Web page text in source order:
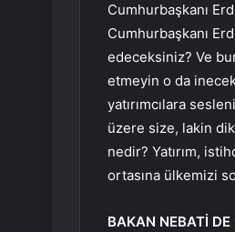
Cumhurbaşkanı
Cumhurbaşkanı
edeceksiniz? Ve
etmeyin o da
yatırımcılara
üzere size, lakin
nedir? Yatırım,
ortasına ülkemizi
BAKAN NEBATİ